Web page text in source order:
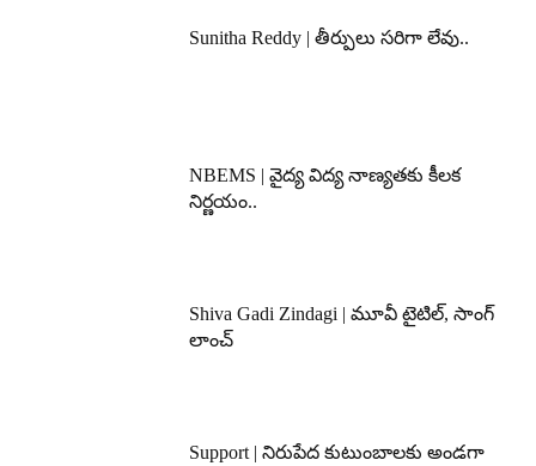
Sunitha Reddy | తీర్పులు సరిగా లేవు..
NBEMS | వైద్య విద్య నాణ్యతకు కీలక
నిర్ణయం..
Shiva Gadi Zindagi | మూవీ టైటిల్, సాంగ్
లాంచ్
Support | నిరుపేద కుటుంబాలకు అండగా